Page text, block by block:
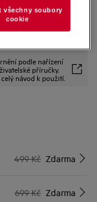
podle nařízení
příručky.
návod k použití.
499 Kč Zdarma
699 Kč Zdarma
všechny soubory
cookie